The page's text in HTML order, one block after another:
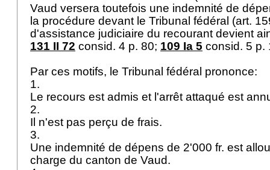
Vaud versera toutefois une indemnité de
la procédure devant le Tribunal fédéral (art.
d'assistance judiciaire du recourant devient
131 II 72 consid. 4 p. 80; 109 Ia 5 consid. 5 p.
Par ces motifs, le Tribunal fédéral prononce:
1.
Le recours est admis et l'arrêt attaqué est
2.
Il n'est pas perçu de frais.
3.
Une indemnité de dépens de 2'000 fr. est
charge du canton de Vaud.